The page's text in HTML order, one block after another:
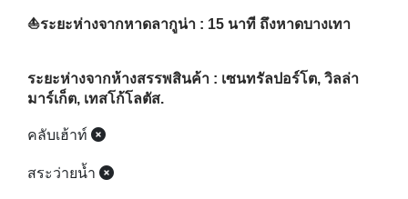
⛵️ระยะห่างจากหาดลากูน่า : 15 นาที ถึงหาดบางเทา
ระยะห่างจากห้างสรรพสินค้า : เซนทรัลปอร์โต, วิลล่า
มาร์เก็ต, เทสโก้โลตัส.
คลับเฮ้าท์
สระว่ายน้ำ